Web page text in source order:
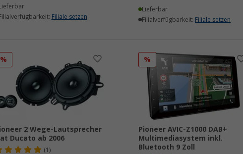
Filiale setzen
Lieferbar
Filialverfügbarkeit: Filiale setzen
%
2 Wege-Lautsprecher
Ducato ab 2006
(1)
%
Pioneer AVIC-Z1000 DAB+
Multimediasystem inkl.
Bluetooth 9 Zoll